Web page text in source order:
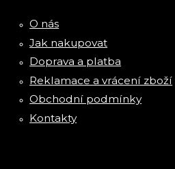
O nás
Jak nakupovat
Doprava a platba
Reklamace a vrácení zboží
Obchodní podmínky
Kontakty